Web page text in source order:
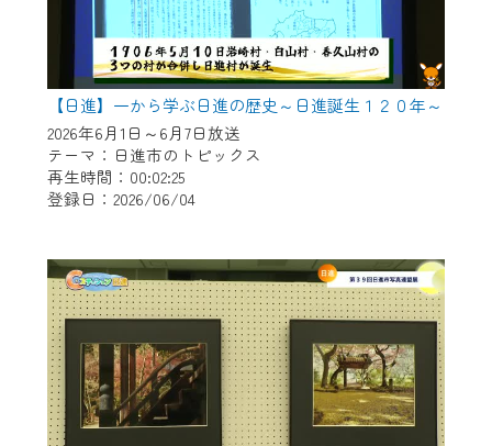
【日進】一から学ぶ日進の歴史～日進誕生１２０年～
2026年6月1日～6月7日放送
テーマ：日進市のトピックス
再生時間：00:02:25
登録日：2026/06/04